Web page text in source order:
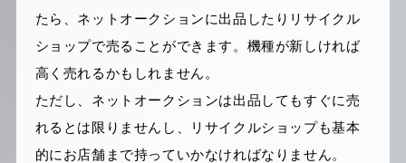
たら、ネットオークションに出品したりリサイクル
ショップで売ることができます。機種が新しければ
高く売れるかもしれません。
ただし、ネットオークションは出品してもすぐに売
れるとは限りませんし、リサイクルショップも基本
的にお店舗まで持っていかなければなりません。